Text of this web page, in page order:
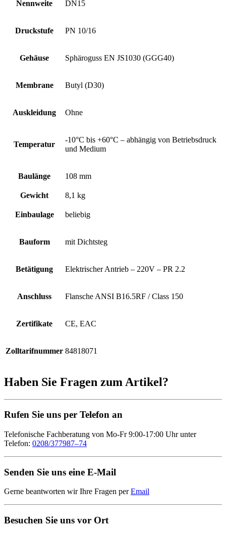
Nennweite DN15
Druckstufe PN 10/16
Gehäuse Sphäroguss EN JS1030 (GGG40)
Membrane Butyl (D30)
Auskleidung Ohne
Temperatur
-10°C bis +60°C – abhängig von Betriebsdruck
und Medium
Baulänge 108 mm
Gewicht 8,1 kg
Einbaulage beliebig
Bauform mit Dichtsteg
Betätigung Elektrischer Antrieb – 220V – PR 2.2
Anschluss Flansche ANSI B16.5RF / Class 150
Zertifikate CE, EAC
Zolltarifnummer 84818071
Haben Sie Fragen zum Artikel?
Rufen Sie uns per Telefon an
Telefonische Fachberatung von Mo-Fr 9:00-17:00 Uhr unter
Telefon: 0208/377987–74
Senden Sie uns eine E-Mail
Gerne beantworten wir Ihre Fragen perEmail
Besuchen Sie uns vor Ort